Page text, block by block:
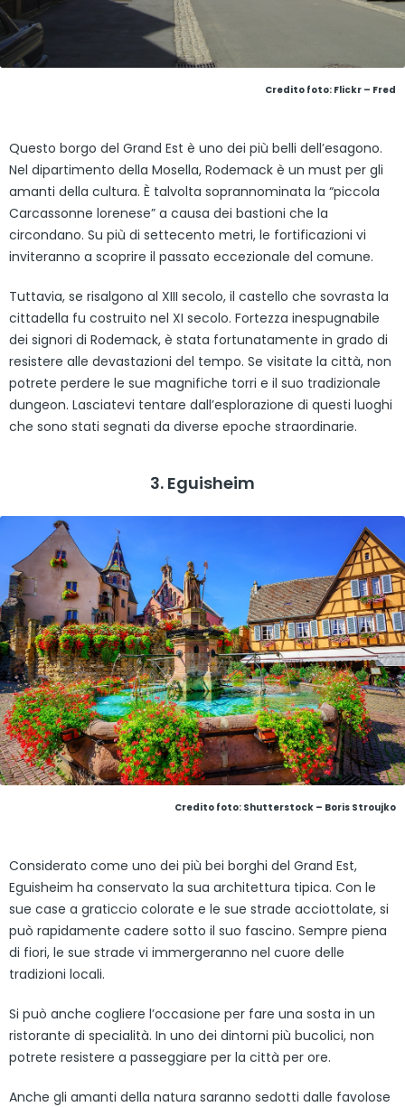
Credito foto: Flickr – Fred
Questo borgo del Grand Est è uno dei più belli dell’esagono.
Nel dipartimento della Mosella, Rodemack è un must per gli
amanti della cultura. È talvolta soprannominata la “piccola
Carcassonne lorenese” a causa dei bastioni che la
circondano. Su più di settecento metri, le fortificazioni vi
inviteranno a scoprire il passato eccezionale del comune.
Tuttavia, se risalgono al XIII secolo, il castello che sovrasta la
cittadella fu costruito nel XI secolo. Fortezza inespugnabile
dei signori di Rodemack, è stata fortunatamente in grado di
resistere alle devastazioni del tempo. Se visitate la città, non
potrete perdere le sue magnifiche torri e il suo tradizionale
dungeon. Lasciatevi tentare dall’esplorazione di questi luoghi
che sono stati segnati da diverse epoche straordinarie.
3. Eguisheim
Credito foto: Shutterstock – Boris Stroujko
Considerato come uno dei più bei borghi del Grand Est,
Eguisheim ha conservato la sua architettura tipica. Con le
sue case a graticcio colorate e le sue strade acciottolate, si
può rapidamente cadere sotto il suo fascino. Sempre piena
di fiori, le sue strade vi immergeranno nel cuore delle
tradizioni locali.
Si può anche cogliere l’occasione per fare una sosta in un
ristorante di specialità. In uno dei dintorni più bucolici, non
potrete resistere a passeggiare per la città per ore.
Anche gli amanti della natura saranno sedotti dalle favolose